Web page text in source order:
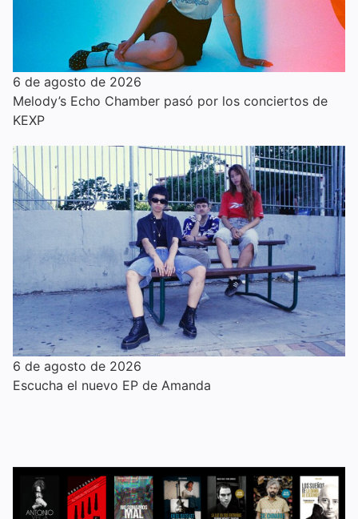
6 de agosto de 2026
Melody’s Echo Chamber pasó por los conciertos de
KEXP
6 de agosto de 2026
Escucha el nuevo EP de Amanda